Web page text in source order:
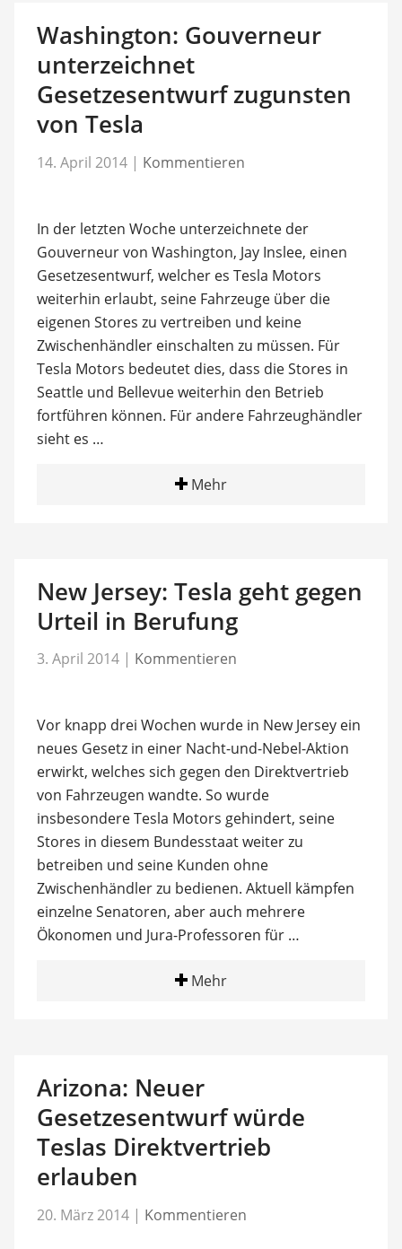
Washington: Gouverneur
unterzeichnet
Gesetzesentwurf zugunsten
von Tesla
14. April 2014 | Kommentieren
In der letzten Woche unterzeichnete der
Gouverneur von Washington, Jay Inslee, einen
Gesetzesentwurf, welcher es Tesla Motors
weiterhin erlaubt, seine Fahrzeuge über die
eigenen Stores zu vertreiben und keine
Zwischenhändler einschalten zu müssen. Für
Tesla Motors bedeutet dies, dass die Stores in
Seattle und Bellevue weiterhin den Betrieb
fortführen können. Für andere Fahrzeughändler
sieht es …
Mehr
New Jersey: Tesla geht gegen
Urteil in Berufung
3. April 2014 | Kommentieren
Vor knapp drei Wochen wurde in New Jersey ein
neues Gesetz in einer Nacht-und-Nebel-Aktion
erwirkt, welches sich gegen den Direktvertrieb
von Fahrzeugen wandte. So wurde
insbesondere Tesla Motors gehindert, seine
Stores in diesem Bundesstaat weiter zu
betreiben und seine Kunden ohne
Zwischenhändler zu bedienen. Aktuell kämpfen
einzelne Senatoren, aber auch mehrere
Ökonomen und Jura-Professoren für …
Mehr
Arizona: Neuer
Gesetzesentwurf würde
Teslas Direktvertrieb
erlauben
20. März 2014 | Kommentieren